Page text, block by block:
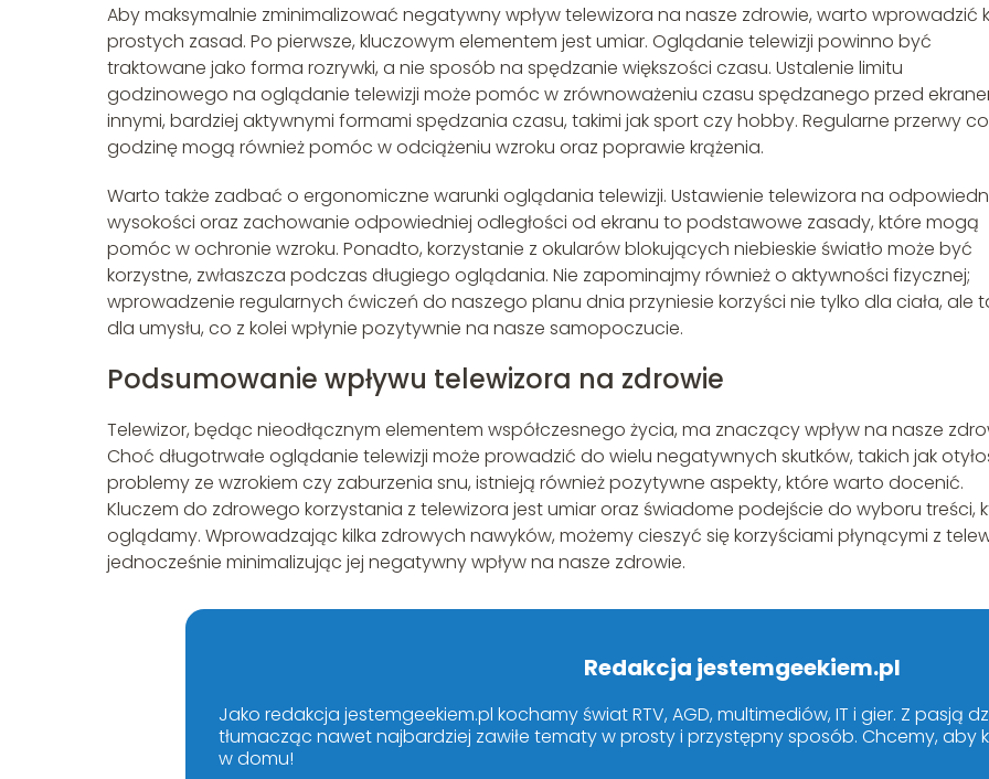
Aby maksymalnie zminimalizować negatywny wpływ telewizora na nasze zdrowie, warto wprowadzić
prostych zasad. Po pierwsze, kluczowym elementem jest umiar. Oglądanie telewizji powinno być
traktowane jako forma rozrywki, a nie sposób na spędzanie większości czasu. Ustalenie limitu
godzinowego na oglądanie telewizji może pomóc w zrównoważeniu czasu spędzanego przed
innymi, bardziej aktywnymi formami spędzania czasu, takimi jak sport czy hobby. Regularne przerwy co
godzinę mogą również pomóc w odciążeniu wzroku oraz poprawie krążenia.
Warto także zadbać o ergonomiczne warunki oglądania telewizji. Ustawienie telewizora na
wysokości oraz zachowanie odpowiedniej odległości od ekranu to podstawowe zasady, które mogą
pomóc w ochronie wzroku. Ponadto, korzystanie z okularów blokujących niebieskie światło może być
korzystne, zwłaszcza podczas długiego oglądania. Nie zapominajmy również o aktywności fizycznej;
wprowadzenie regularnych ćwiczeń do naszego planu dnia przyniesie korzyści nie tylko dla ciała, ale
dla umysłu, co z kolei wpłynie pozytywnie na nasze samopoczucie.
Podsumowanie wpływu telewizora na zdrowie
Telewizor, będąc nieodłącznym elementem współczesnego życia, ma znaczący wpływ na nasze
Choć długotrwałe oglądanie telewizji może prowadzić do wielu negatywnych skutków, takich jak
problemy ze wzrokiem czy zaburzenia snu, istnieją również pozytywne aspekty, które warto docenić.
Kluczem do zdrowego korzystania z telewizora jest umiar oraz świadome podejście do wyboru treści,
oglądamy. Wprowadzając kilka zdrowych nawyków, możemy cieszyć się korzyściami płynącymi z
jednocześnie minimalizując jej negatywny wpływ na nasze zdrowie.
Redakcja jestemgeekiem.pl
Jako redakcja jestemgeekiem.pl kochamy świat RTV, AGD, multimediów, IT i gier. Z pasją
tłumacząc nawet najbardziej zawiłe tematy w prosty i przystępny sposób. Chcemy, aby
w domu!